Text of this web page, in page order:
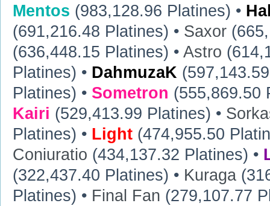
Mentos (983,128.96 Platines) •
(691,216.48 Platines) • Saxor
(636,448.15 Platines) • Astro
Platines) • DahmuzaK
Platines) • Sometron (555,869.50
Kairi (529,413.99 Platines) •
Platines) • Light (474,955.50
Coniuratio (434,137.32 Platines) •
(322,437.40 Platines) • Kuraga
Platines) • Final Fan (279,107.77